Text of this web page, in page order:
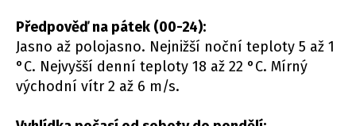
Předpověď na pátek (00-24):
Jasno až polojasno. Nejnižší noční teploty 5 až 1
°C. Nejvyšší denní teploty 18 až 22 °C. Mírný
východní vítr 2 až 6 m/s.